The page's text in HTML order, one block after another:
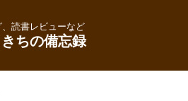
、読書レビューなど
きちの備忘録